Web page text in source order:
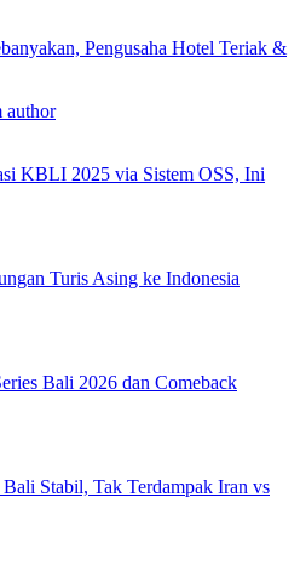
Pengusaha Hotel Teriak &
author
KBLI 2025 via Sistem OSS, Ini
Turis Asing ke Indonesia
Bali 2026 dan Comeback
Stabil, Tak Terdampak Iran vs